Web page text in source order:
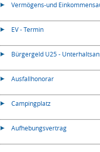
Vermögens-und
EV - Termin
Bürgergeld U25 -
Ausfallhonorar
Campingplatz
Aufhebungsvertrag